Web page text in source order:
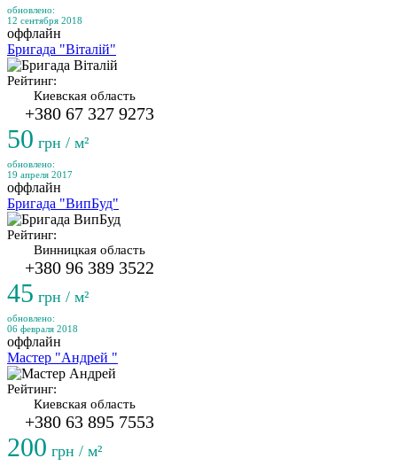
обновлено:
12 сентября 2018
оффлайн
Бригада "Віталій"
Рейтинг:
Киевская область
+380 67 327 9273
50 грн / м²
обновлено:
19 апреля 2017
оффлайн
Бригада "ВипБуд"
Рейтинг:
Винницкая область
+380 96 389 3522
45 грн / м²
обновлено:
06 февраля 2018
оффлайн
Мастер "Андрей "
Рейтинг:
Киевская область
+380 63 895 7553
200 грн / м²